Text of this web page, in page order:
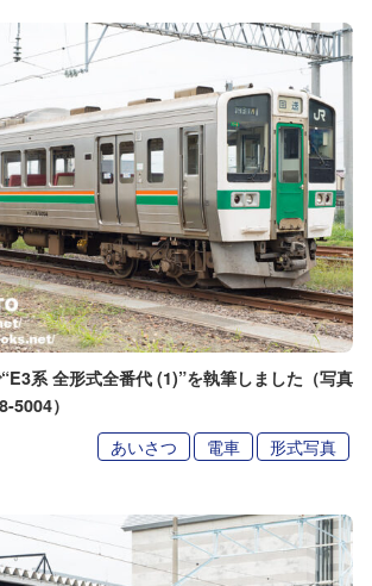
系 全形式全番代 (1)”を執筆しました（写真
5004）
あいさつ 電車 形式写真